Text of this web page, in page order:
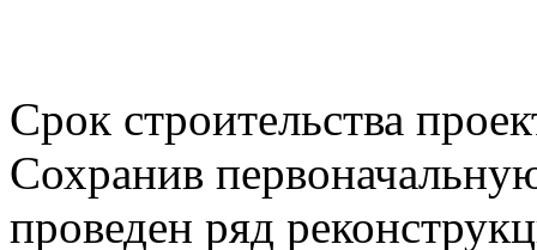
Срок строительства
Сохранив
проведен ряд